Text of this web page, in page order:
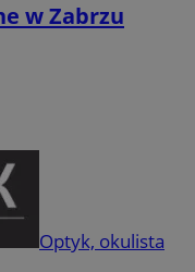
w Zabrzu
Optyk, okulista